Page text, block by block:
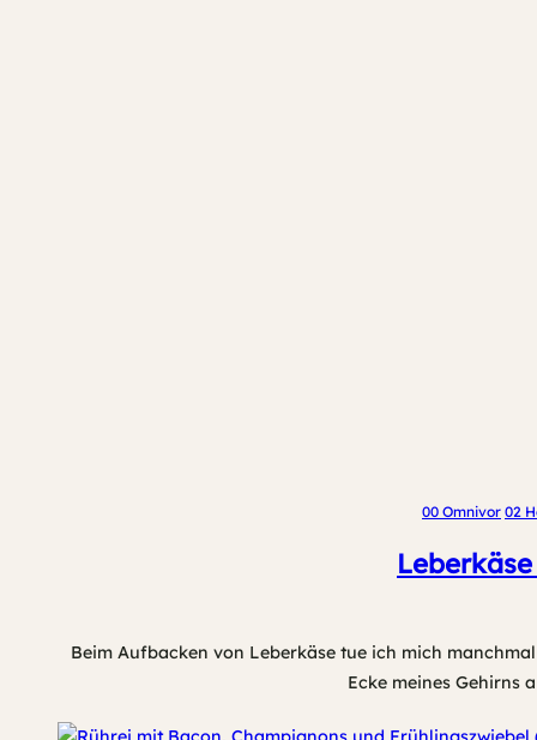
00 Omnivor 02
Beim Aufbacken von Leberkäse tue ich mich
Ecke meines Gehirns